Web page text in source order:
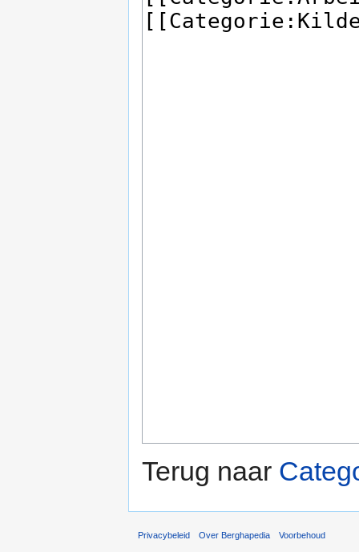
Terug naar
Privacybeleid Over Berghapedia Voorbehoud